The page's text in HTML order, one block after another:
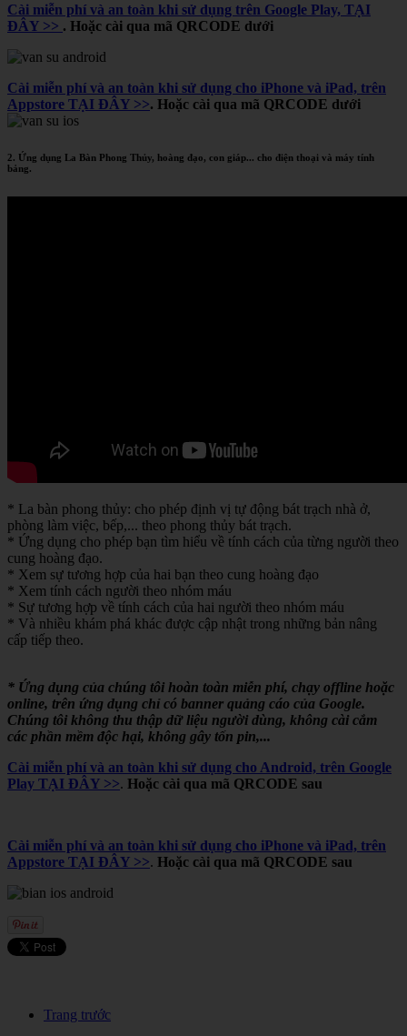
Cài miễn phí và an toàn khi sử dụng trên Google Play, TẠI
ĐÂY >> . Hoặc cài qua mã QRCODE dưới
Cài miễn phí và an toàn khi sử dụng cho iPhone và iPad, trên
Appstore TẠI ĐÂY >>. Hoặc cài qua mã QRCODE dưới
2. Ứng dụng La Bàn Phong Thủy, hoàng đạo, con giáp... cho điện thoại và máy tính
bảng.
* La bàn phong thủy: cho phép định vị tự động bát trạch nhà ở,
phòng làm việc, bếp,... theo phong thủy bát trạch.
* Ứng dụng cho phép bạn tìm hiểu về tính cách của từng người theo
cung hoàng đạo.
* Xem sự tương hợp của hai bạn theo cung hoàng đạo
* Xem tính cách người theo nhóm máu
* Sự tương hợp về tính cách của hai người theo nhóm máu
* Và nhiều khám phá khác được cập nhật trong những bản nâng
cấp tiếp theo.
* Ứng dụng của chúng tôi hoàn toàn miễn phí, chạy offline hoặc
online, trên ứng dụng chỉ có banner quảng cáo của Google.
Chúng tôi không thu thập dữ liệu người dùng, không cài cắm
các phần mềm độc hại, không gây tốn pin,...
Cài miễn phí và an toàn khi sử dụng cho Android, trên Google
Play TẠI ĐÂY >>. Hoặc cài qua mã QRCODE sau
Cài miễn phí và an toàn khi sử dụng cho iPhone và iPad, trên
Appstore TẠI ĐÂY >>. Hoặc cài qua mã QRCODE sau
Trang trước